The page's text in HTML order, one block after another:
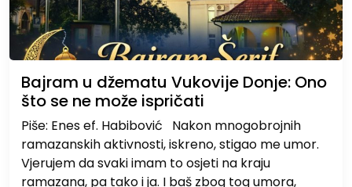
Bajram u džematu Vukovije Donje: Ono
što se ne može ispričati
Piše: Enes ef. Habibović Nakon mnogobrojnih
ramazanskih aktivnosti, iskreno, stigao me umor.
Vjerujem da svaki imam to osjeti na kraju
ramazana, pa tako i ja. I baš zbog tog umora,